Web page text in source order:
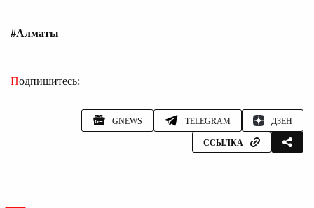
#Алматы
Подпишитесь:
GNEWS TELEGRAM ДЗЕН
ССЫЛКА